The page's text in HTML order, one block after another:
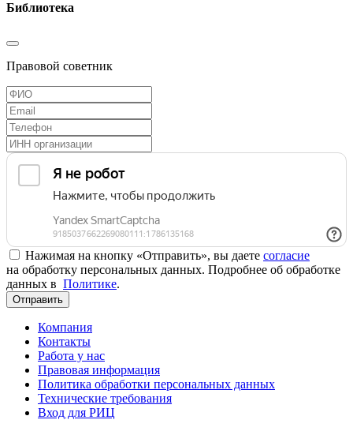
Библиотека
Правовой советник
Нажимая на кнопку «Отправить», вы даете согласие
на обработку персональных данных. Подробнее об обработке
данных в Политике.
Отправить
Компания
Контакты
Работа у нас
Правовая информация
Политика обработки персональных данных
Технические требования
Вход для РИЦ